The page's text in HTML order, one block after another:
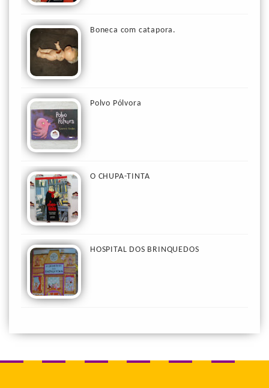
Boneca com catapora.
Polvo Pólvora
O CHUPA-TINTA
HOSPITAL DOS BRINQUEDOS